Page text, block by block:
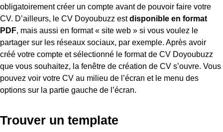
obligatoirement créer un compte avant de pouvoir faire votre
CV. D’ailleurs, le CV Doyoubuzz estdisponible en format
PDF, mais aussi en format « site web » si vous voulez le
partager sur les réseaux sociaux, par exemple. Après avoir
créé votre compte et sélectionné le format de CV Doyoubuzz
que vous souhaitez, la fenêtre de création de CV s’ouvre. Vous
pouvez voir votre CV au milieu de l’écran et le menu des
options sur la partie gauche de l’écran.
Trouver un template